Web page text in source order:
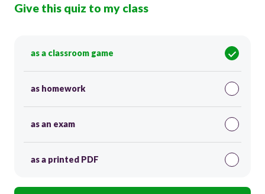
Give this quiz to my class
as a classroom game
as homework
as an exam
as a printed PDF